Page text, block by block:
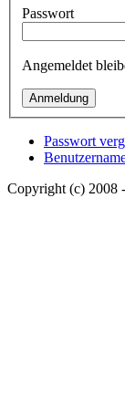
Passwort
Angemeldet
Passwort
Copyright (c) 2008